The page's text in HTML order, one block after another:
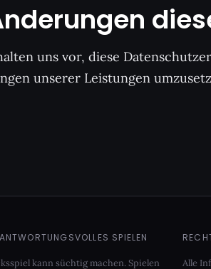
uns vor, diese
unserer Leistungen
SPIELEN
kann süchtig machen. Spielen Alle